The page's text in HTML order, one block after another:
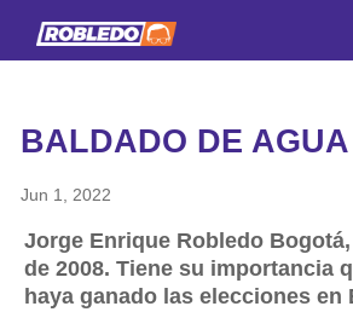
BALDADO DE
Jun 1, 2022
Jorge Enrique Robledo
de 2008. Tiene su importancia
haya ganado las elecciones en